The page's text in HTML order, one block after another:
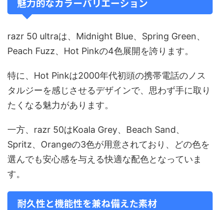
魅力的なカラーバリエーション
razr 50 ultraは、Midnight Blue、Spring Green、
Peach Fuzz、Hot Pinkの4色展開を誇ります。
特に、Hot Pinkは2000年代初頭の携帯電話のノス
タルジーを感じさせるデザインで、思わず手に取り
たくなる魅力があります。
一方、razr 50はKoala Grey、Beach Sand、
Spritz、Orangeの3色が用意されており、どの色を
選んでも安心感を与える快適な配色となっていま
す。
耐久性と機能性を兼ね備えた素材